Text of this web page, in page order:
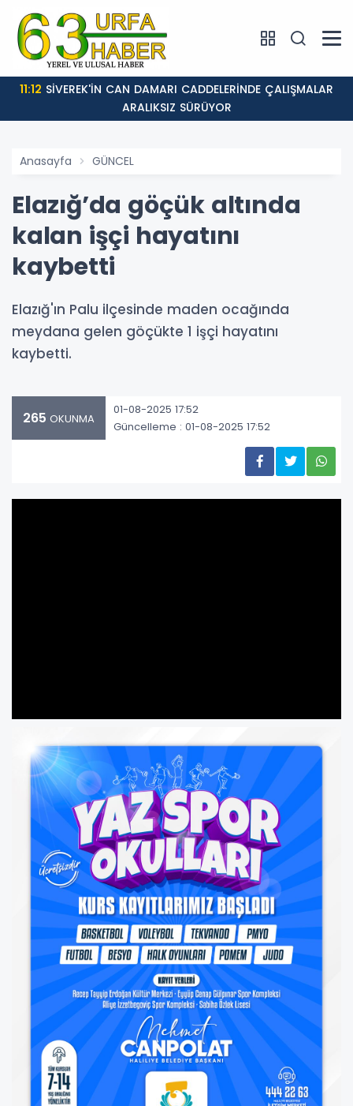
11:12
ARALIKSIZ SÜRÜYOR
Anasayfa GÜNCEL
Elazığ’da göçük altında
kalan işçi hayatını
kaybetti
Elazığ'ın Palu ilçesinde maden ocağında
meydana gelen göçükte 1 işçi hayatını
kaybetti.
265 OKUNMA
01-08-2025 17:52
Güncelleme : 01-08-2025 17:52